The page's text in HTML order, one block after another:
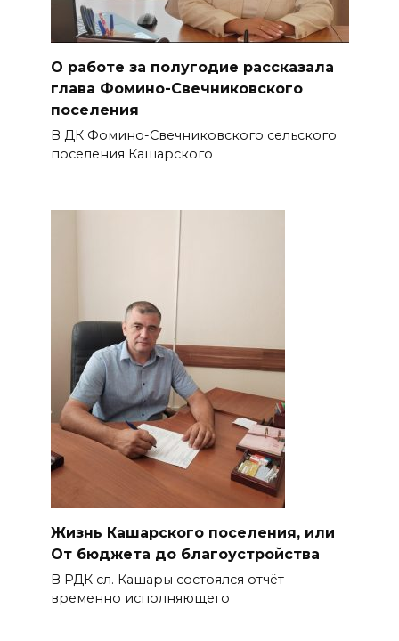
О работе за полугодие рассказала
глава Фомино-Свечниковского
поселения
В ДК Фомино-Свечниковского сельского
поселения Кашарского
Жизнь Кашарского поселения, или
От бюджета до благоустройства
В РДК сл. Кашары состоялся отчёт
временно исполняющего